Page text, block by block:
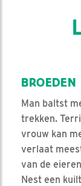
BROEDEN
Man baltst
trekken.
vrouw kan
verlaat
van de
Nest een